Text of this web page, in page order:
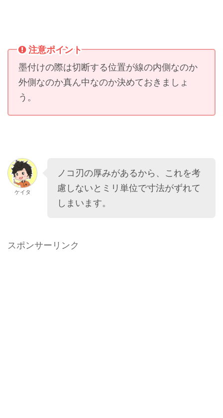
注意ポイント
墨付けの際は切断する位置が線の内側なのか
外側なのか真ん中なのか決めておきましょ
う。
ケイタ
ノコ刃の厚みがあるから、これを考
慮しないとミリ単位で寸法がずれて
しまいます。
スポンサーリンク